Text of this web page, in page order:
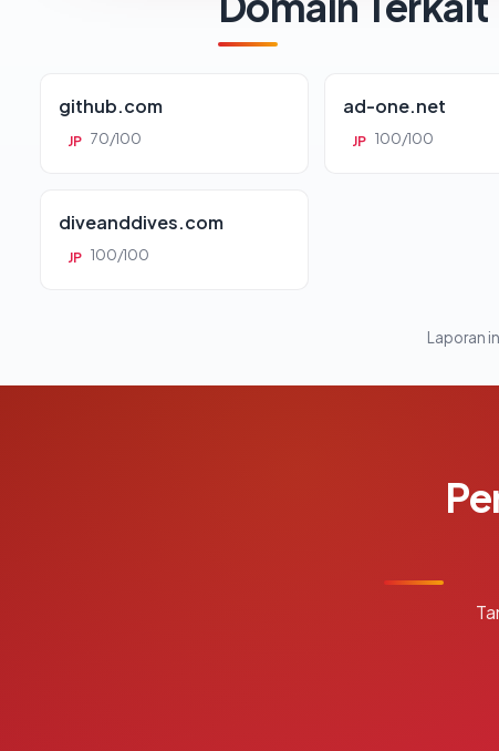
github.com
JP 70/100
ad-one.net
JP 100/100
diveanddives.com
JP 100/100
Laporan